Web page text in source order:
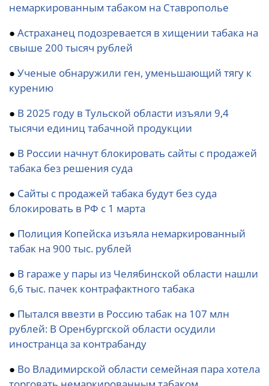
немаркированным табаком на Ставрополье
● Астраханец подозревается в хищении табака на
свыше 200 тысяч рублей
● Ученые обнаружили ген, уменьшающий тягу к
курению
● В 2025 году в Тульской области изъяли 9,4
тысячи единиц табачной продукции
● В России начнут блокировать сайты с продажей
табака без решения суда
● Сайты с продажей табака будут без суда
блокировать в РФ с 1 марта
● Полиция Копейска изъяла немаркированный
табак на 900 тыс. рублей
● В гараже у пары из Челябинской области нашли
6,6 тыс. пачек контрафактного табака
● Пытался ввезти в Россию табак на 107 млн
рублей: В Оренбургской области осудили
иностранца за контрабанду
● Во Владимирской области семейная пара хотела